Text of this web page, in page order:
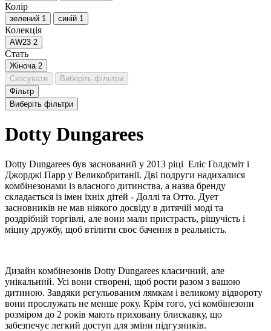
Колір
зелений 1 синій 1
Колекція
AW23 2
Стать
Жіноча 2
Скасувати
Виберіть фільтри
Фільтр
Виберіть фільтри
Dotty Dungarees
Dotty Dungarees був заснований у 2013 ріці Еліс Голдсміт і
Джорджі Парр у Великобританії. Дві подруги надихалися
комбінезонами із власного дитинства, а назва бренду
складається із імен їхніх дітей - Доллі та Отто. Дует
засновників не мав ніякого досвіду в дитячій моді та
роздрібній торгівлі, але вони мали пристрасть, рішучість і
міцну дружбу, щоб втілити своє бачення в реальність.
Дизайн комбінезонів Dotty Dungarees класичний, але
унікальний. Усі вони створені, щоб рости разом з вашою
дитиною. Завдяки регульованим лямкам і великому відвороту
вони прослужать не менше року. Крім того, усі комбінезони
розміром до 2 років мають приховану блискавку, що
забезпечує легкий доступ для зміни підгузників.